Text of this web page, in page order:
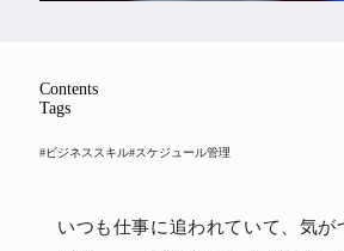
Contents
Tags
#ビジネススキル#スケジュール管理
いつも仕事に追われていて、気が